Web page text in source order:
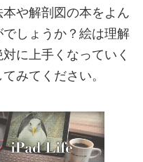
や解剖図の本をよん
しょうか？絵は理解
に上手くなっていく
みてください。